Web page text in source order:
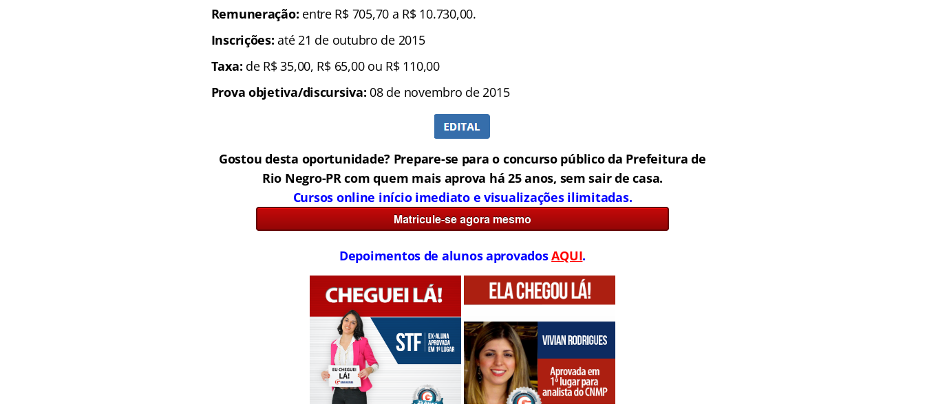
Remuneração: entre R$ 705,70 a R$ 10.730,00.
Inscrições:até 21 de outubro de 2015
Taxa: de R$ 35,00, R$ 65,00 ou R$ 110,00
Prova objetiva/discursiva: 08 de novembro de 2015
Gostou desta oportunidade? Prepare-se para o concurso público da Prefeitura de
Rio Negro-PR com quem mais aprova há 25 anos, sem sair de casa.
Cursos online início imediato e visualizações ilimitadas.
Depoimentos de alunos aprovadosAQUI.